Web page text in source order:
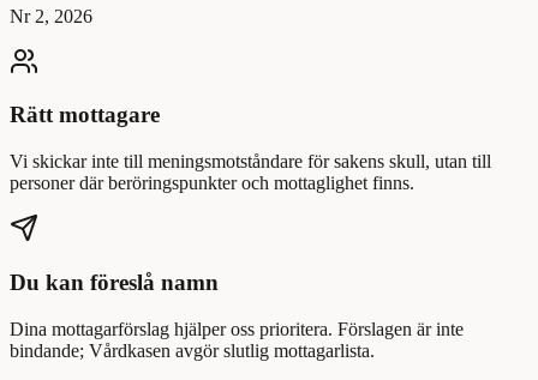
Nr 2, 2026
Rätt mottagare
Vi skickar inte till meningsmotståndare för sakens skull, utan till
personer där beröringspunkter och mottaglighet finns.
Du kan föreslå namn
Dina mottagarförslag hjälper oss prioritera. Förslagen är inte
bindande; Vårdkasen avgör slutlig mottagarlista.